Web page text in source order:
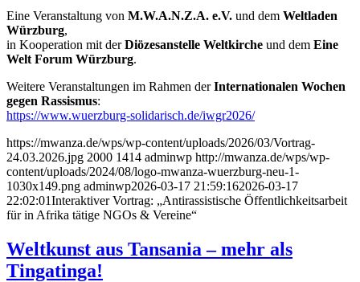
Eine Veranstaltung von M.W.A.N.Z.A. e.V. und dem Weltladen
Würzburg,
in Kooperation mit derDiözesanstelle Weltkirche und dem Eine
Welt Forum Würzburg.
Weitere Veranstaltungen im Rahmen derInternationalen Wochen
gegen Rassismus:
https://www.wuerzburg-solidarisch.de/iwgr2026/
https://mwanza.de/wps/wp-content/uploads/2026/03/Vortrag-
24.03.2026.jpg 2000 1414 adminwp http://mwanza.de/wps/wp-
content/uploads/2024/08/logo-mwanza-wuerzburg-neu-1-
1030x149.png adminwp2026-03-17 21:59:162026-03-17
22:02:01Interaktiver Vortrag: „Antirassistische Öffentlichkeitsarbeit
für in Afrika tätige NGOs & Vereine“
Weltkunst aus Tansania – mehr als
Tingatinga!